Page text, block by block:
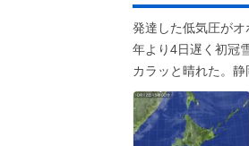
発達した低気圧が
年より4日遅く初冠
カラッと晴れた。静